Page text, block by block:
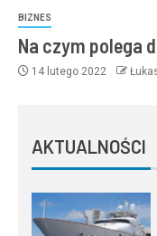
BIZNES
Na czym polega
14 lutego 2022
AKTUALNOŚCI